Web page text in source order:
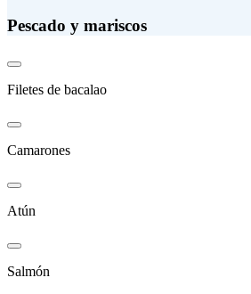
Pescado y mariscos
Filetes de bacalao
Camarones
Atún
Salmón